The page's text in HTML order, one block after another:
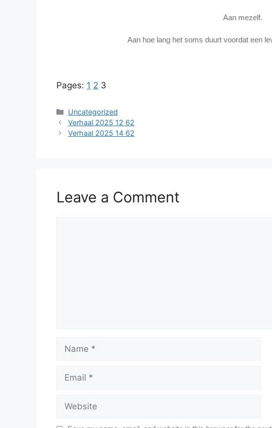
Aan mezelf.
Aan hoe lang het soms duurt voordat een
Pages: 1 2 3
Categories
Uncategorized
Verhaal 2025 12 62
Verhaal 2025 14 62
Leave a Comment
Name
Email
Website